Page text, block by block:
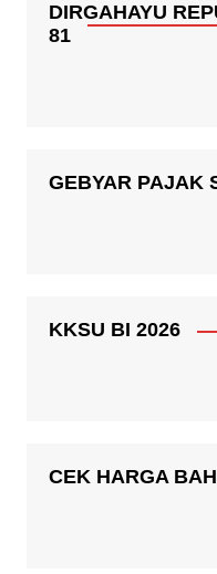
DIRGAHAYU
81
GEBYAR PAJAK
KKSU BI 2026
CEK HARGA